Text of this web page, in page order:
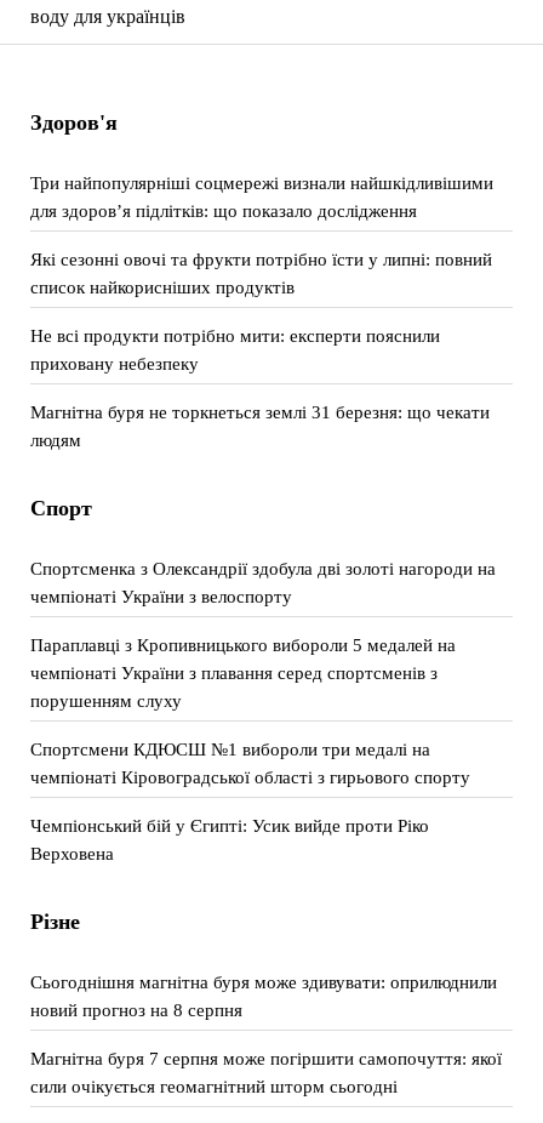
воду для українців
Здоров'я
Три найпопулярніші соцмережі визнали найшкідливішими
для здоров’я підлітків: що показало дослідження
Які сезонні овочі та фрукти потрібно їсти у липні: повний
список найкорисніших продуктів
Не всі продукти потрібно мити: експерти пояснили
приховану небезпеку
Магнітна буря не торкнеться землі 31 березня: що чекати
людям
Спорт
Спортсменка з Олександрії здобула дві золоті нагороди на
чемпіонаті України з велоспорту
Параплавці з Кропивницького вибороли 5 медалей на
чемпіонаті України з плавання серед спортсменів з
порушенням слуху
Спортсмени КДЮСШ №1 вибороли три медалі на
чемпіонаті Кіровоградської області з гирьового спорту
Чемпіонський бій у Єгипті: Усик вийде проти Ріко
Верховена
Різне
Сьогоднішня магнітна буря може здивувати: оприлюднили
новий прогноз на 8 серпня
Магнітна буря 7 серпня може погіршити самопочуття: якої
сили очікується геомагнітний шторм сьогодні